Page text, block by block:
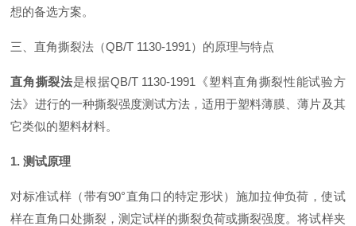
想的备选方案。
三、直角撕裂法（QB/T 1130-1991）的原理与特点
直角撕裂法是根据QB/T 1130-1991《塑料直角撕裂性能试验方
法》进行的一种撕裂强度测试方法，适用于塑料薄膜、薄片及其
它类似的塑料材料。
1. 测试原理
对标准试样（带有90°直角口的特定形状）施加拉伸负荷，使试
样在直角口处撕裂，测定试样的撕裂负荷或撕裂强度。将试样夹